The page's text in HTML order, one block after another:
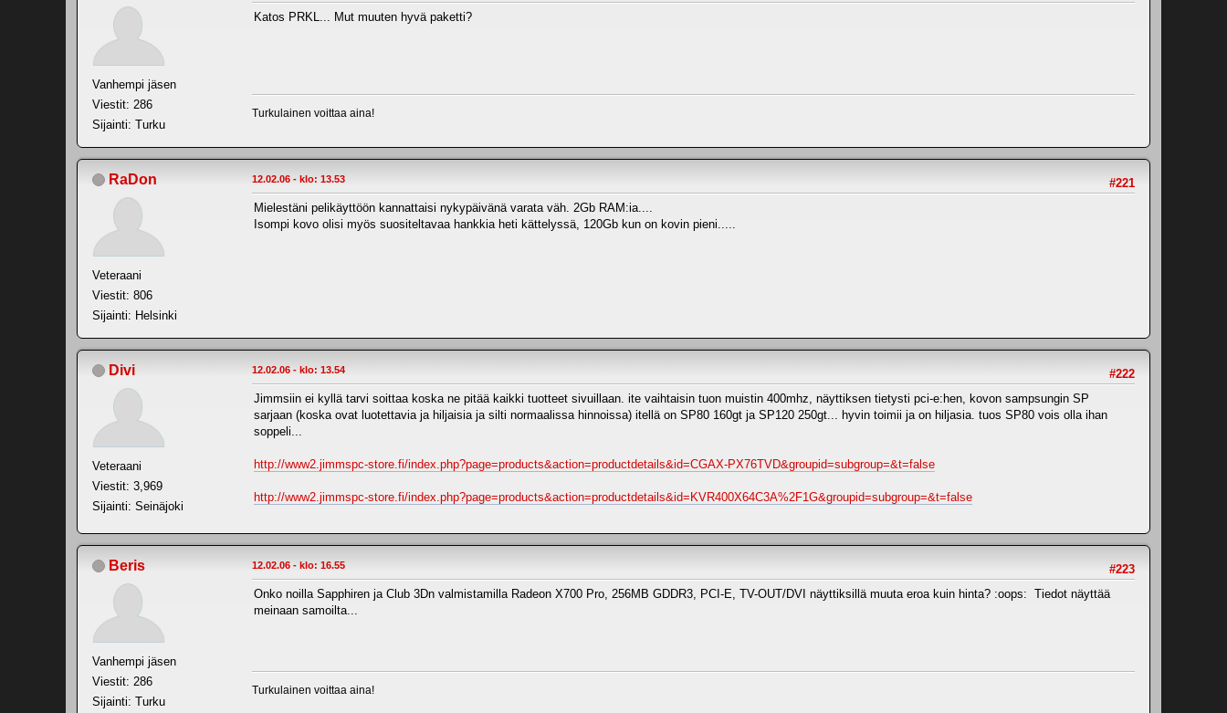
Vanhempi jäsen
Viestit: 286
Sijainti: Turku
Katos PRKL... Mut muuten hyvä paketti?
Turkulainen voittaa aina!
RaDon
Veteraani
Viestit: 806
Sijainti: Helsinki
#221
12.02.06 - klo: 13.53
Mielestäni pelikäyttöön kannattaisi nykypäivänä varata väh. 2Gb RAM:ia....
Isompi kovo olisi myös suositeltavaa hankkia heti kättelyssä, 120Gb kun on kovin pieni.....
Divi
Veteraani
Viestit: 3,969
Sijainti: Seinäjoki
#222
12.02.06 - klo: 13.54
Jimmsiin ei kyllä tarvi soittaa koska ne pitää kaikki tuotteet sivuillaan. ite vaihtaisin tuon muistin 400mhz, näyttiksen tietysti pci-e:hen, kovon sampsungin SP
sarjaan (koska ovat luotettavia ja hiljaisia ja silti normaalissa hinnoissa) itellä on SP80 160gt ja SP120 250gt... hyvin toimii ja on hiljasia. tuos SP80 vois olla ihan
soppeli...
http://www2.jimmspc-store.fi/index.php?page=products&action=productdetails&id=CGAX-PX76TVD&groupid=subgroup=&t=false
http://www2.jimmspc-store.fi/index.php?page=products&action=productdetails&id=KVR400X64C3A%2F1G&groupid=subgroup=&t=false
Beris
Vanhempi jäsen
Viestit: 286
Sijainti: Turku
#223
12.02.06 - klo: 16.55
Onko noilla Sapphiren ja Club 3Dn valmistamilla Radeon X700 Pro, 256MB GDDR3, PCI-E, TV-OUT/DVI näyttiksillä muuta eroa kuin hinta? :oops: Tiedot näyttää
meinaan samoilta...
Turkulainen voittaa aina!